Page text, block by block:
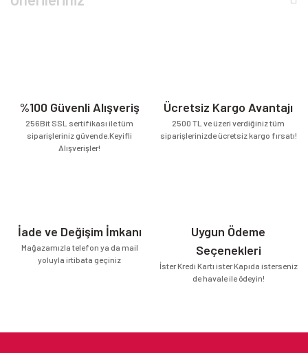
%100 Güvenli Alışveriş
256Bit SSL sertifikası ile tüm
siparişleriniz güvende.Keyifli
Alışverişler!
Ücretsiz Kargo Avantajı
2500 TL ve üzeri verdiğiniz tüm
siparişlerinizde ücretsiz kargo fırsatı!
İade ve Değişim İmkanı
Mağazamızla telefon ya da mail
yoluyla irtibata geçiniz
Uygun Ödeme
Seçenekleri
İster Kredi Kartı ister Kapıda isterseniz
de havale ile ödeyin!